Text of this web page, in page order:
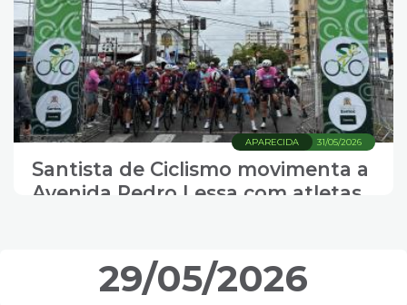
31/05/2026
APARECIDA
Santista de Ciclismo movimenta a
Avenida Pedro Lessa com atletas
29/05/2026